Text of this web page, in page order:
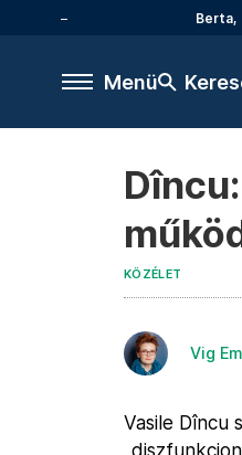
Berta,
Menü
KÖZÉLET
Vig
Vasile Dîncu